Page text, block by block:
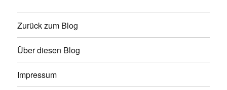
Zurück zum Blog
Über diesen Blog
Impressum